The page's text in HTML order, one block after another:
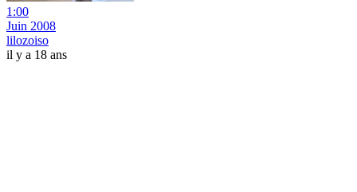
1:00
Juin 2008
lilozoiso
il y a 18 ans